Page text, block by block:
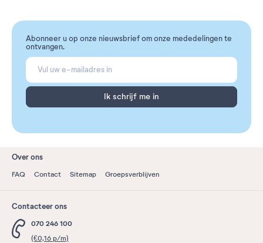
Abonneer u op onze nieuwsbrief om onze mededelingen te
ontvangen.
Ik schrijf me in
Over ons
FAQ Contact Sitemap Groepsverblijven
Contacteer ons
070 246 100
(€0,16 p/m)